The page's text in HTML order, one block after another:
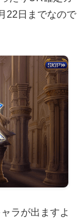
22日までなので
ラが出ますよ